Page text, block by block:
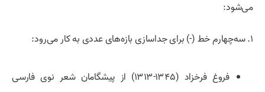
می‌شود:
۱. سه‌چهارم خط (-) برای جداسازی بازه‌های عددی به کار می‌رود:
فروغ فرخزاد (۱۳۴۵-۱۳۱۳) از پیشگامان شعر نوی فارسی